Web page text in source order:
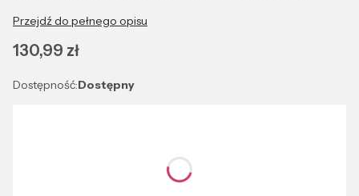
Przejdź do pełnego opisu
Cena
130,99 zł
Dostępność:Dostępny